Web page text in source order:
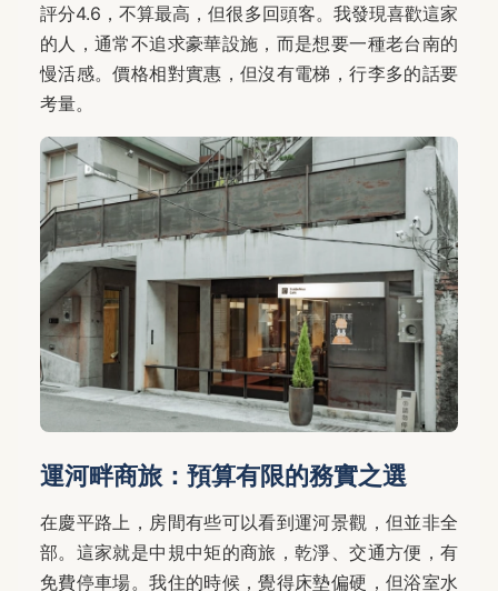
評分4.6，不算最高，但很多回頭客。我發現喜歡這家
的人，通常不追求豪華設施，而是想要一種老台南的
慢活感。價格相對實惠，但沒有電梯，行李多的話要
考量。
運河畔商旅：預算有限的務實之選
在慶平路上，房間有些可以看到運河景觀，但並非全
部。這家就是中規中矩的商旅，乾淨、交通方便，有
免費停車場。我住的時候，覺得床墊偏硬，但浴室水